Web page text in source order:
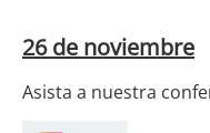
26 de noviembre
Asista a nuestra